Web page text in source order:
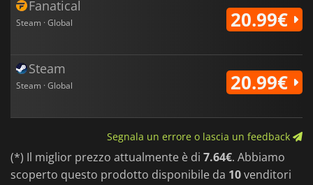
Fanatical
Steam · Global 20.99€
Steam
Steam · Global 20.99€
Segnala un errore o lascia un feedback
(*) Il miglior prezzo attualmente è di 7.64€. Abbiamo
scoperto questo prodotto disponibile da 10venditori